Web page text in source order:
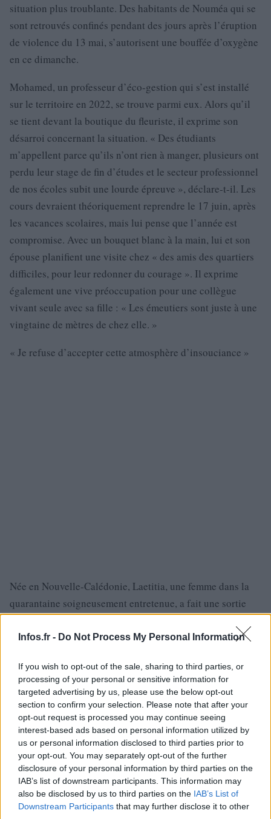
Infos.fr - Do Not Process My Personal Information
If you wish to opt-out of the sale, sharing to third parties, or
processing of your personal or sensitive information for
targeted advertising by us, please use the below opt-out
section to confirm your selection. Please note that after your
opt-out request is processed you may continue seeing
interest-based ads based on personal information utilized by
us or personal information disclosed to third parties prior to
your opt-out. You may separately opt-out of the further
disclosure of your personal information by third parties on the
IAB’s list of downstream participants. This information may
also be disclosed by us to third parties on the IAB’s List of
Downstream Participants that may further disclose it to other
situation plus troublante. Des habitants de Nouméa qui se
sont retrouvés confinés pendant des jours après l’éruption
de violence du 13 mai, s’autorisent une bouffée d’oxygène
en ce dimanche.
Mohamed, un professeur d’éco-gestion qui s’est installé
sur le territoire en 2022, se trouve parmi eux. Alors qu’il
se tient devant la boutique du fleuriste, il exprime son
désarroi concernant la situation. « Des étudiants
m’appellent parce qu’ils n’ont rien à manger, plusieurs ont
perdu leur stage de fin d’études et le secteur professionnel
de nos écoles subit une lourde épreuve », déclare-t-il. Les
cours devraient théoriquement reprendre le 17 juin, après
les vacances scolaires, mais lui pense que l’année est
compromise. Avec un bouquet blanc à la main, lui et son
épouse planifient une visite chez « des amis des quartiers
difficiles, pour leur redonner du courage ». Il exprime
également une vive préoccupation pour une collègue
vivant seule avec sa fille : « Les émeutiers sont juste à une
vingtaine de mètres de chez elle. »
« Je refuse d’accepter cette atmosphère d’insouciance »
Née en Nouvelle-Calédonie, Laetitia, une femme dans la
quarantaine soigneusement entretenue, a fait une sortie
accéder aux écoles de commerce. Ce dimanche, un groupe
pris un vol spécial pour Paris afin de passer leurs examens
sur le continent. Chiara se confie : « Nous pensions
vraiment au sens de communauté, c’est déstabilisant. Nous
avons le cœur lourd et il est difficile d’imaginer ce qui
nous attend ».
Chiara reconnaît avoir « toujours été protégée ici, loin de
tous les conflits du monde ». Quant à sa mère, elle est
stupéfaite par la division entre les quartiers nord et sud, le